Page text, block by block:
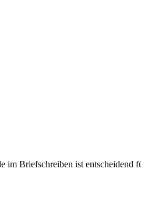
im Briefschreiben ist entscheidend